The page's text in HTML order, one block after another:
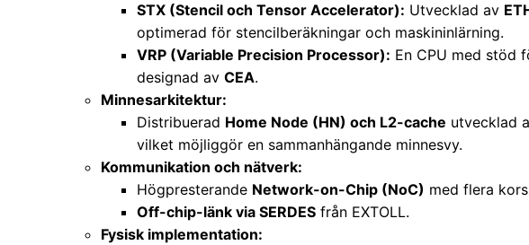
STX (Stencil och Tensor Accelerator): Utvecklad av
optimerad för stencilberäkningar och maskininlärning.
VRP (Variable Precision Processor): En CPU med stöd
designad av CEA.
Minnesarkitektur:
Distribuerad Home Node (HN) och L2-cache utvecklad
vilket möjliggör en sammanhängande minnesvy.
Kommunikation och nätverk:
Högpresterande Network-on-Chip (NoC) med flera
Off-chip-länk via SERDES från EXTOLL.
Fysisk implementation: